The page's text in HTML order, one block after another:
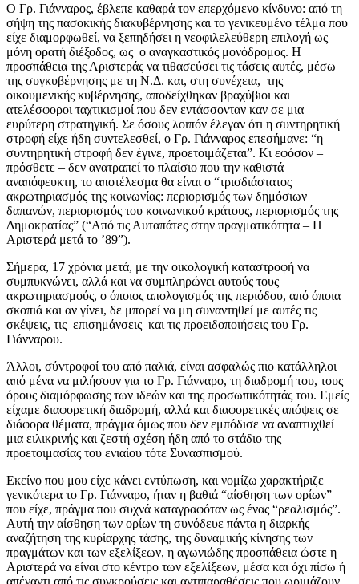
Ο Γρ. Γιάνναρος, έβλεπε καθαρά τον επερχόμενο κίνδυνο: από τη
σήψη της πασοκικής διακυβέρνησης και το γενικευμένο τέλμα που
είχε διαμορφωθεί, να ξεπηδήσει η νεοφιλελεύθερη επιλογή ως
μόνη ορατή διέξοδος, ως ο αναγκαστικός μονόδρομος. Η
προσπάθεια της Αριστεράς να τιθασεύσει τις τάσεις αυτές, μέσω
της συγκυβέρνησης με τη Ν.Δ. και, στη συνέχεια, της
οικουμενικής κυβέρνησης, αποδείχθηκαν βραχύβιοι και
ατελέσφοροι ταχτικισμοί που δεν εντάσσονταν καν σε μια
ευρύτερη στρατηγική. Σε όσους λοιπόν έλεγαν ότι η συντηρητική
στροφή είχε ήδη συντελεσθεί, ο Γρ. Γιάνναρος επεσήμανε: “η
συντηρητική στροφή δεν έγινε, προετοιμάζεται”. Κι εφόσον –
πρόσθετε – δεν ανατραπεί το πλαίσιο που την καθιστά
αναπόφευκτη, το αποτέλεσμα θα είναι ο “τρισδιάστατος
ακρωτηριασμός της κοινωνίας: περιορισμός των δημόσιων
δαπανών, περιορισμός του κοινωνικού κράτους, περιορισμός της
Δημοκρατίας” (“Από τις Αυταπάτες στην πραγματικότητα – Η
Αριστερά μετά το ’89”).
Σήμερα, 17 χρόνια μετά, με την οικολογική καταστροφή να
συμπυκνώνει, αλλά και να συμπληρώνει αυτούς τους
ακρωτηριασμούς, ο όποιος απολογισμός της περιόδου, από όποια
σκοπιά και αν γίνει, δε μπορεί να μη συναντηθεί με αυτές τις
σκέψεις, τις επισημάνσεις και τις προειδοποιήσεις του Γρ.
Γιάνναρου.
Άλλοι, σύντροφοί του από παλιά, είναι ασφαλώς πιο κατάλληλοι
από μένα να μιλήσουν για το Γρ. Γιάνναρο, τη διαδρομή του, τους
όρους διαμόρφωσης των ιδεών και της προσωπικότητάς του. Εμείς
είχαμε διαφορετική διαδρομή, αλλά και διαφορετικές απόψεις σε
διάφορα θέματα, πράγμα όμως που δεν εμπόδισε να αναπτυχθεί
μια ειλικρινής και ζεστή σχέση ήδη από το στάδιο της
προετοιμασίας του ενιαίου τότε Συνασπισμού.
Εκείνο που μου είχε κάνει εντύπωση, και νομίζω χαρακτήριζε
γενικότερα το Γρ. Γιάνναρο, ήταν η βαθιά “αίσθηση των ορίων”
που είχε, πράγμα που συχνά καταγραφόταν ως ένας “ρεαλισμός”.
Αυτή την αίσθηση των ορίων τη συνόδευε πάντα η διαρκής
αναζήτηση της κυρίαρχης τάσης, της δυναμικής κίνησης των
πραγμάτων και των εξελίξεων, η αγωνιώδης προσπάθεια ώστε η
Αριστερά να είναι στο κέντρο των εξελίξεων, μέσα και όχι πίσω ή